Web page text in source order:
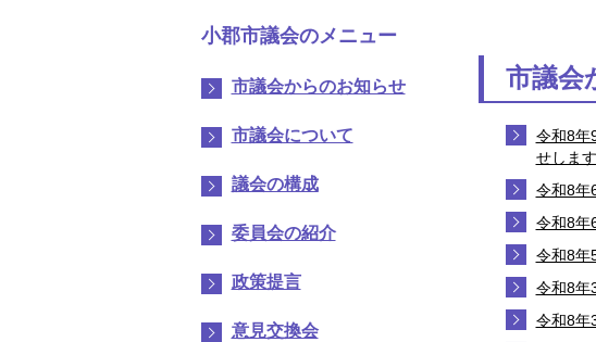
市議会
令和8年
せします
令和8年
令和8年
令和8年
令和8年
令和8年
小郡市議会のメニュー
市議会からのお知らせ
市議会について
議会の構成
委員会の紹介
政策提言
意見交換会